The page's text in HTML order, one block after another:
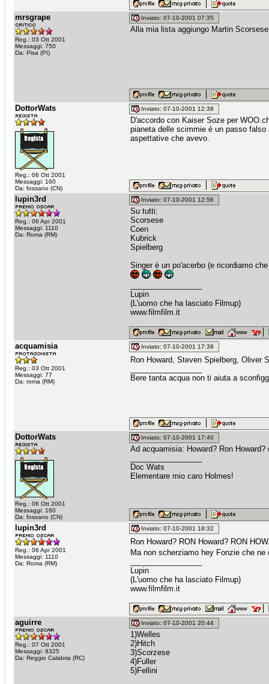
mrsgrape
Reg.: 03 Ott 2001
Messaggi: 750
Da: Pisa (PI)
Inviato: 07-10-2001 07:35
Alla mia lista aggiungo Martin
DottorWats
Reg.: 06 Ott 2001
Messaggi: 160
Da: fossano (CN)
Inviato: 07-10-2001 12:38
D'accordo con Kaiser Soze per
pianeta delle scimmie è un passo
aspettative che avevo.
lupin3rd
Reg.: 06 Apr 2001
Messaggi: 1110
Da: Roma (RM)
Inviato: 07-10-2001 12:56
Su tutti:
Scorsese
Coen
Kubrick
Spielberg
Singer è un po'acerbo (e ricordiamo
Lupin
(L'uomo che ha lasciato Filmup)
www.filmfilm.it
acquamisia
Reg.: 03 Ott 2001
Messaggi: 77
Da: roma (RM)
Inviato: 07-10-2001 17:39
Ron Howard, Steven Spielberg, Oliver
Bere tanta acqua non ti aiuta a
DottorWats
Reg.: 06 Ott 2001
Messaggi: 160
Da: fossano (CN)
Inviato: 07-10-2001 17:40
Ad acquamisia: Howard? Ron
Doc Wats
Elementare mio caro Holmes!
lupin3rd
Reg.: 06 Apr 2001
Messaggi: 1110
Da: Roma (RM)
Inviato: 07-10-2001 18:32
Ron Howard? RON Howard? RON
Ma non scherziamo hey Fonzie che
Lupin
(L'uomo che ha lasciato Filmup)
www.filmfilm.it
aguirre
Reg.: 07 Ott 2001
Messaggi: 8325
Da: Reggio Calabria (RC)
Inviato: 07-10-2001 20:44
1)Welles
2)Hitch
3)Scorzese
4)Fuller
5)Fellini